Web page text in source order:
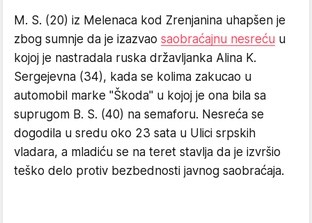
M. S. (20) iz Melenaca kod Zrenjanina uhapšen je
zbog sumnje da je izazvao saobraćajnu nesreću u
kojoj je nastradala ruska državljanka Alina K.
Sergejevna (34), kada se kolima zakucao u
automobil marke "Škoda" u kojoj je ona bila sa
suprugom B. S. (40) na semaforu. Nesreća se
dogodila u sredu oko 23 sata u Ulici srpskih
vladara, a mladiću se na teret stavlja da je izvršio
teško delo protiv bezbednosti javnog saobraćaja.